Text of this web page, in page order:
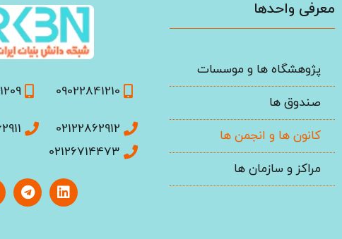
معرفی واحد‌ها
پژوهشگاه ها و موسسات
صندوق ها
کانون ها و انجمن ها
مراکز و سازمان ها
09022841210
02122862912
02126714473